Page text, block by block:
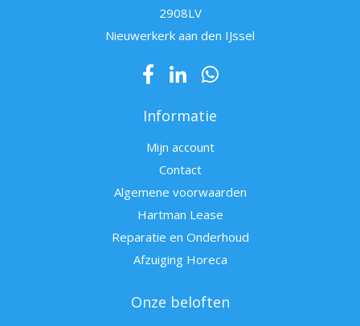
2908LV
Nieuwerkerk aan den IJssel
Informatie
Mijn account
Contact
Algemene voorwaarden
Hartman Lease
Reparatie en Onderhoud
Afzuiging Horeca
Onze beloften